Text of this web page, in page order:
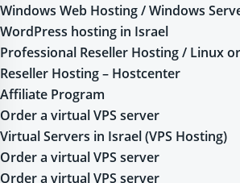
Windows Web Hosting / Windows
WordPress hosting in Israel
Professional Reseller Hosting / Linux
Reseller Hosting – Hostcenter
Affiliate Program
Order a virtual VPS server
Virtual Servers in Israel (VPS Hosting)
Order a virtual VPS server
Order a virtual VPS server